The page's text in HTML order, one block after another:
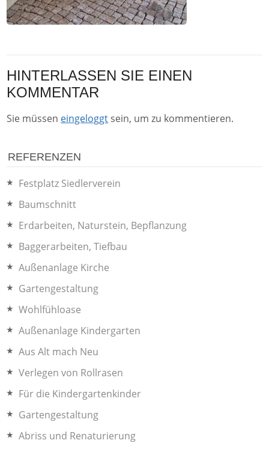
HINTERLASSEN SIE EINEN
KOMMENTAR
Sie müssen eingeloggt sein, um zu kommentieren.
REFERENZEN
Festplatz Siedlerverein
Baumschnitt
Erdarbeiten, Naturstein, Bepflanzung
Baggerarbeiten, Tiefbau
Außenanlage Kirche
Gartengestaltung
Wohlfühloase
Außenanlage Kindergarten
Aus Alt mach Neu
Verlegen von Rollrasen
Für die Kindergartenkinder
Gartengestaltung
Abriss und Renaturierung